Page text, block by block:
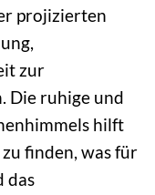
projizierten
zur
Die ruhige und
hilft
finden, was für
das